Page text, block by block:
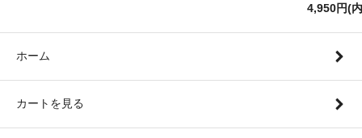
4,950円(
ホーム
カートを見る